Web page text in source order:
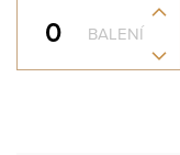
BALENÍ
+
-